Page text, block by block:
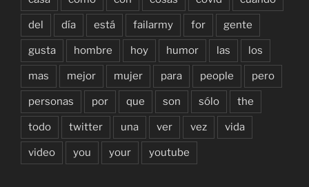
del día está failarmy for gente
gusta hombre hoy humor las los
mas mejor mujer para people pero
personas por que son sólo the
todo twitter una ver vez vida
video you your youtube